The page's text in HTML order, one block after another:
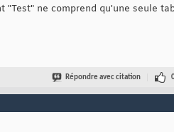
"Test" ne comprend qu'une seule
Répondre avec citation